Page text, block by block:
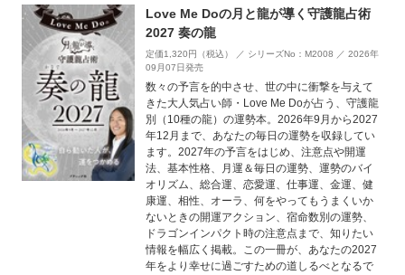
Love Me Doの月と龍が導く守護龍占術
2027 奏の龍
定価1,320円（税込） ／ シリーズNo：M2008 ／ 2026年
09月07日発売
数々の予言を的中させ、世の中に衝撃を与えて
きた大人気占い師・Love Me Doが占う、守護龍
別（10種の龍）の運勢本。2026年9月から2027
年12月まで、あなたの毎日の運勢を収録してい
ます。2027年の予言をはじめ、注意点や開運
法、基本性格、月運＆毎日の運勢、運勢のバイ
オリズム、総合運、恋愛運、仕事運、金運、健
康運、相性、オーラ、何をやってもうまくいか
ないときの開運アクション、宿命数別の運勢、
ドラゴンインパクト時の注意点まで、知りたい
情報を幅広く掲載。この一冊が、あなたの2027
年をより幸せに過ごすための道しるべとなるで